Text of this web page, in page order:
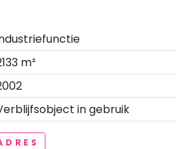
m²
in gebruik